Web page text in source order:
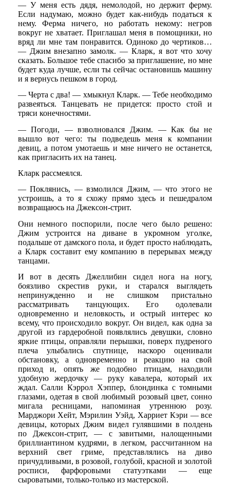
— У меня есть дядя, немолодой, но держит ферму.
Если надумаю, можно будет как-нибудь податься к
нему. Ферма ничего, но работать некому: негров
вокруг не хватает. Приглашал меня в помощники, но
вряд ли мне там понравится. Одиноко до чертиков…
— Джим внезапно замолк. — Кларк, я вот что хочу
сказать. Большое тебе спасибо за приглашение, но мне
будет куда лучше, если ты сейчас остановишь машину
и я вернусь пешком в город.
— Черта с два! — хмыкнул Кларк. — Тебе необходимо
развеяться. Танцевать не придется: просто стой и
тряси конечностями.
— Погоди, — взволновался Джим. — Как бы не
вышло вот чего: ты подведешь меня к компании
девиц, а потом умотаешь и мне ничего не останется,
как пригласить их на танец.
Кларк рассмеялся.
— Поклянись, — взмолился Джим, — что этого не
устроишь, а то я схожу прямо здесь и пешедралом
возвращаюсь на Джексон-стрит.
Они немного поспорили, после чего было решено:
Джим устроится на диване в укромном уголке,
подальше от дамского пола, и будет просто наблюдать,
а Кларк составит ему компанию в перерывах между
танцами.
И вот в десять Джеллибин сидел нога на ногу,
боязливо скрестив руки, и старался выглядеть
непринужденно и не слишком пристально
рассматривать танцующих. Его одолевали
одновременно и неловкость, и острый интерес ко
всему, что происходило вокруг. Он видел, как одна за
другой из гардеробной появлялись девушки, словно
яркие птицы, оправляли перышки, поверх пудреного
плеча улыбались спутнице, наскоро оценивали
обстановку, а одновременно и реакцию на свой
приход и, опять же подобно птицам, находили
удобную жердочку — руку кавалера, который их
ждал. Салли Кэррол Хэппер, блондинка с томными
глазами, одетая в свой любимый розовый цвет, сонно
мигала ресницами, напоминая утреннюю розу.
Марджори Хейт, Мэрилин Уэйд, Харриет Кэри — все
девицы, которых Джим видел гулявшими в полдень
по Джексон-стрит, — с завитыми, налощенными
бриллиантином кудрями, в легком, рассчитанном на
верхний свет гриме, представлялись на диво
причудливыми, в розовой, голубой, красной и золотой
росписи, фарфоровыми статуэтками — еще
сыроватыми, только-только из мастерской.